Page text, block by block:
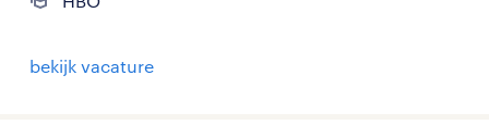
bekijk vacature